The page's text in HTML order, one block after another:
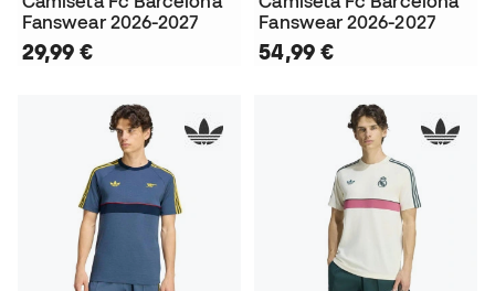
Fanswear 2026-2027
29,99 €
Fanswear 2026-2027
54,99 €